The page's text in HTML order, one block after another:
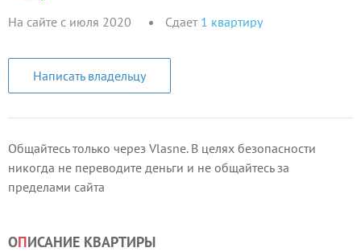
На сайте с июля 2020 Сдает 1 квартиру
Написать владельцу
Общайтесь только через Vlasne. В целях безопасности
никогда не переводите деньги и не общайтесь за
пределами сайта
ОПИСАНИЕ КВАРТИРЫ